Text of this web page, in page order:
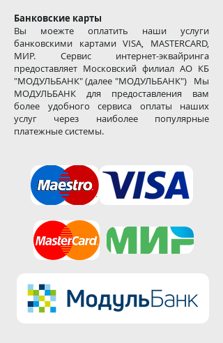
Банковские карты
Вы моежте оплатить наши услуги
банковскими картами VISA, MASTERCARD,
МИР. Сервис интернет-эквайринга
предоставляет Московский филиал АО КБ
"МОДУЛЬБАНК" (далее "МОДУЛЬБАНК") Мы
МОДУЛЬБАНК для предоставления вам
более удобного сервиса оплаты наших
услуг через наиболее популярные
платежные системы.